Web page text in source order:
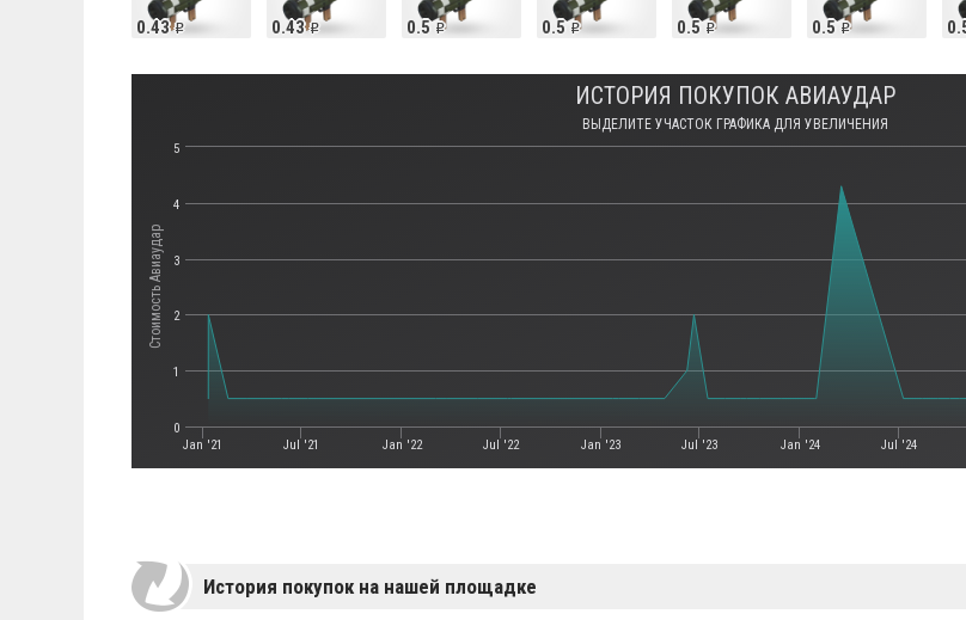
0.43 0.43 0.5 0.5 0.5 0.5
Стоимость Авиаудар
ИСТОРИЯ ПОКУПОК АВИАУДАР
ВЫДЕЛИТЕ УЧАСТОК ГРАФИКА ДЛЯ УВЕЛИЧЕНИЯ
Jan '21 Jul '21 Jan '22 Jul '22 Jan '23 Jul '23 Jan '24 Jul '24
0
1
2
3
4
5
История покупок на нашей площадке